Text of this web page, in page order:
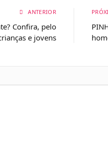
ANTERIOR
Confira, pelo
e jovens